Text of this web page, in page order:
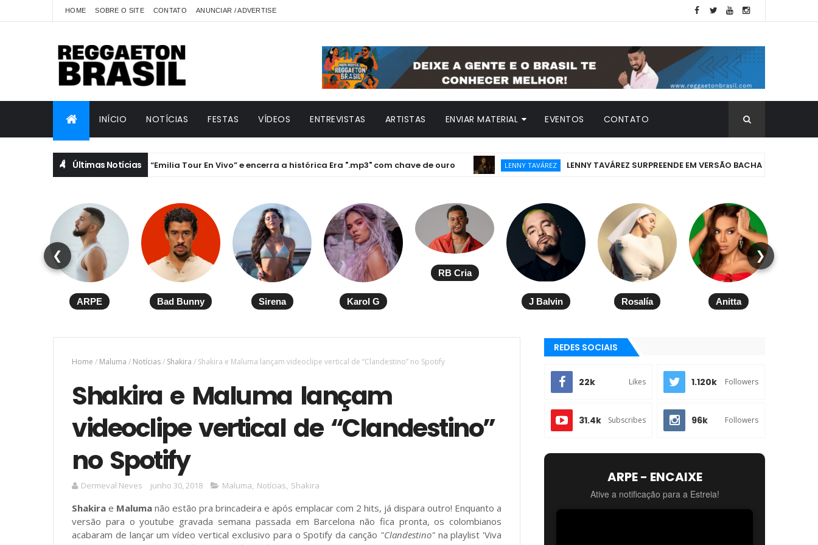
HOME SOBRE O SITE CONTATO ANUNCIAR / ADVERTISE
INÍCIO NOTÍCIAS FESTAS VÍDEOS ENTREVISTAS ARTISTAS ENVIAR MATERIAL EVENTOS CONTATO
Últimas Notícias
Emilia lança “Emilia Tour En Vivo” e encerra a histórica Era ".mp3" com chave de ouro LENNY TAVÁREZ LENNY TAVÁREZ SURPREENDE EM VERSÃO BACHATA DO SUCESSO
❮
ARPE Bad Bunny Sirena Karol G
RB Cria
J Balvin Rosalía Anitta
❯
Home / Maluma / Notícias/ Shakira / Shakira e Maluma lançam videoclipe vertical de “Clandestino” no Spotify
Shakira e Maluma lançam
videoclipe vertical de “Clandestino”
no Spotify
Dermeval Neves junho 30, 2018 Maluma, Notícias, Shakira
Shakira e Maluma não estão pra brincadeira e após emplacar com 2 hits, já dispara outro! Enquanto a
versão para o youtube gravada semana passada em Barcelona não fica pronta, os colombianos
acabaram de lançar um vídeo vertical exclusivo para o Spotify da canção "Clandestino"na playlist 'Viva
REDES SOCIAIS
22k Likes 1.120k Followers
31.4k Subscribes 96k Followers
ARPE - ENCAIXE
Ative a notificação para a Estreia!